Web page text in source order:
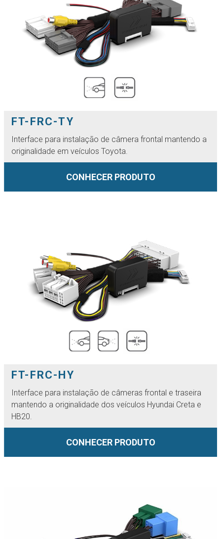
FT-FRC-TY
Interface para instalação de câmera frontal mantendo a
originalidade em veículos Toyota.
CONHECER PRODUTO
FT-FRC-HY
Interface para instalação de câmeras frontal e traseira
mantendo a originalidade dos veículos Hyundai Creta e
HB20.
CONHECER PRODUTO